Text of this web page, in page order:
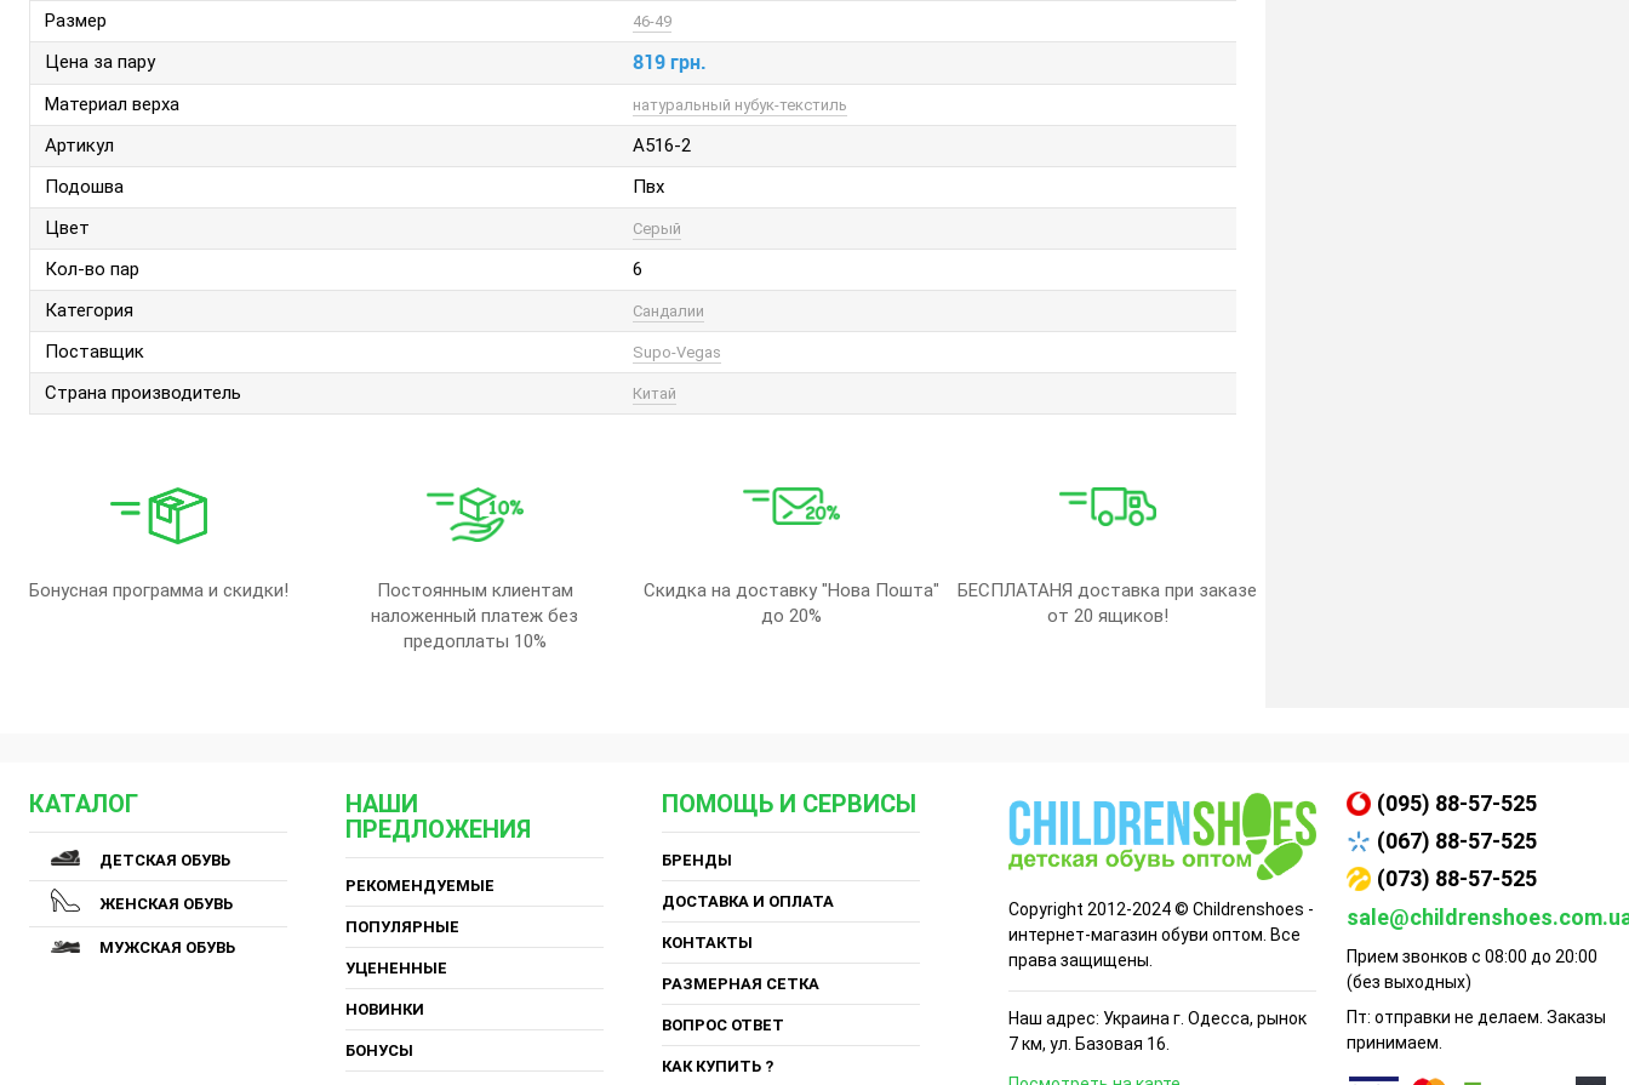
Размер 46-49
Цена за пару 819 грн.
Материал верха натуральный нубук-текстиль
Артикул
A516-2
Подошва
Пвх
Цвет
Серый
Кол-во пар
6
Категория
Сандалии
Поставщик Supo-Vegas
Страна производитель Китай
Бонусная программа и скидки!
Постоянным клиентам
наложенный платеж без
предоплаты 10%
Скидка на доставку "Нова Пошта"
до 20%
БЕСПЛАТАНЯ доставка при заказе
от 20 ящиков!
КАТАЛОГ
ДЕТСКАЯ ОБУВЬ
ЖЕНСКАЯ ОБУВЬ
МУЖСКАЯ ОБУВЬ
НАШИ
ПРЕДЛОЖЕНИЯ
РЕКОМЕНДУЕМЫЕ
ПОПУЛЯРНЫЕ
УЦЕНЕННЫЕ
НОВИНКИ
БОНУСЫ
ПОМОЩЬ И СЕРВИСЫ
БРЕНДЫ
ДОСТАВКА И ОПЛАТА
КОНТАКТЫ
РАЗМЕРНАЯ СЕТКА
ВОПРОС ОТВЕТ
КАК КУПИТЬ ?
Copyright 2012-2024 © Childrenshoes -
интернет-магазин обуви оптом. Все
права защищены.
Наш адрес: Украина г. Одесса, рынок
7 км, ул. Базовая 16.
(095) 88-57-525
(067) 88-57-525
(073) 88-57-525
Прием звонков с 08:00 до 20:00
(без выходных)
Пт: отправки не делаем. Заказы
принимаем.